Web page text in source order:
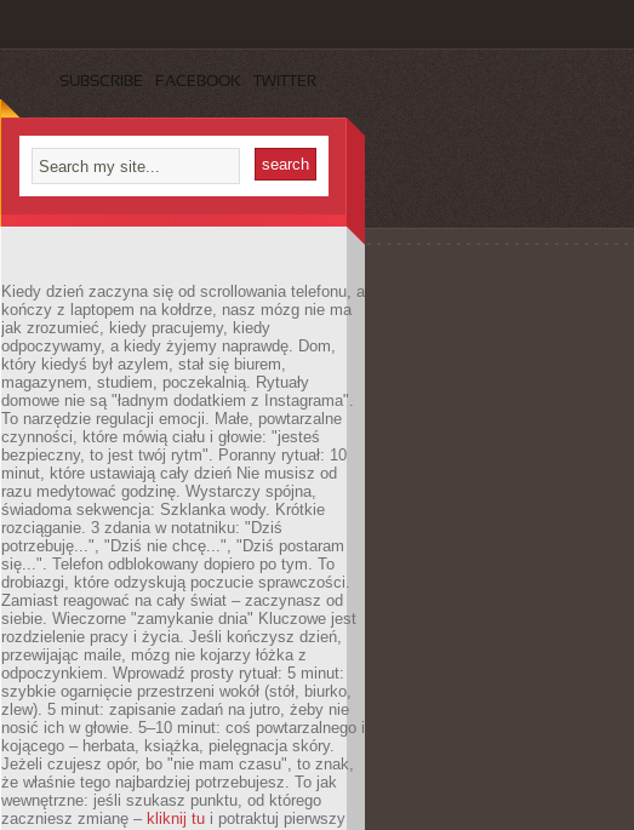
SUBSCRIBE FACEBOOK TWITTER
Kiedy dzień zaczyna się od scrollowania telefonu, a
kończy z laptopem na kołdrze, nasz mózg nie ma
jak zrozumieć, kiedy pracujemy, kiedy
odpoczywamy, a kiedy żyjemy naprawdę. Dom,
który kiedyś był azylem, stał się biurem,
magazynem, studiem, poczekalnią. Rytuały
domowe nie są "ładnym dodatkiem z Instagrama".
To narzędzie regulacji emocji. Małe, powtarzalne
czynności, które mówią ciału i głowie: "jesteś
bezpieczny, to jest twój rytm". Poranny rytuał: 10
minut, które ustawiają cały dzień Nie musisz od
razu medytować godzinę. Wystarczy spójna,
świadoma sekwencja: Szklanka wody. Krótkie
rozciąganie. 3 zdania w notatniku: "Dziś
potrzebuję...", "Dziś nie chcę...", "Dziś postaram
się...". Telefon odblokowany dopiero po tym. To
drobiazgi, które odzyskują poczucie sprawczości.
Zamiast reagować na cały świat – zaczynasz od
siebie. Wieczorne "zamykanie dnia" Kluczowe jest
rozdzielenie pracy i życia. Jeśli kończysz dzień,
przewijając maile, mózg nie kojarzy łóżka z
odpoczynkiem. Wprowadź prosty rytuał: 5 minut:
szybkie ogarnięcie przestrzeni wokół (stół, biurko,
zlew). 5 minut: zapisanie zadań na jutro, żeby nie
nosić ich w głowie. 5–10 minut: coś powtarzalnego i
kojącego – herbata, książka, pielęgnacja skóry.
Jeżeli czujesz opór, bo "nie mam czasu", to znak,
że właśnie tego najbardziej potrzebujesz. To jak
wewnętrzne: jeśli szukasz punktu, od którego
zaczniesz zmianę – kliknij tu i potraktuj pierwszy